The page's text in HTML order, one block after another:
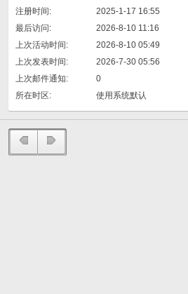
注册时间:
2025-1-17 16:55
最后访问:
2026-8-10 11:16
上次活动时间:
2026-8-10 05:49
上次发表时间:
2026-7-30 05:56
上次邮件通知:
0
所在时区:
使用系统默认